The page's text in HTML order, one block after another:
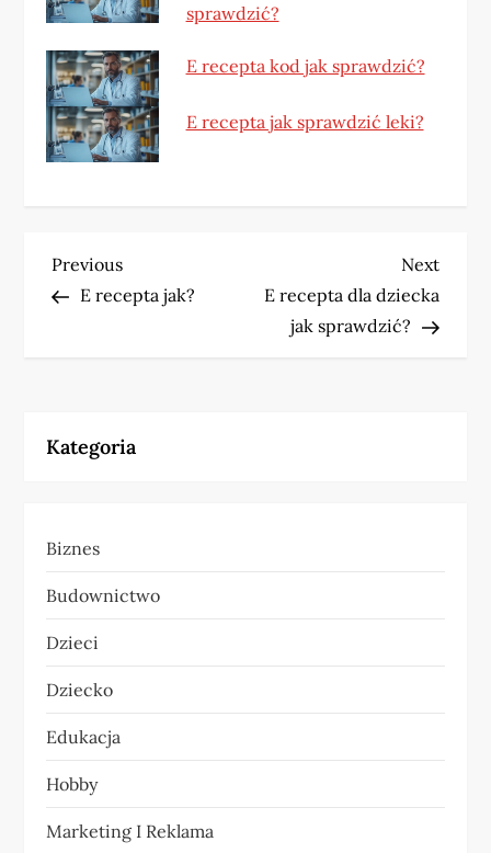
sprawdzić?
E recepta kod jak sprawdzić?
E recepta jak sprawdzić leki?
N
a
g
c
j
a
w
p
i
Previous
Post
Previous
E recepta jak?
Next
Post
Next
E recepta dla dziecka
jak sprawdzić?
Kategoria
Biznes
Budownictwo
Dzieci
Dziecko
Edukacja
Hobby
Marketing I Reklama